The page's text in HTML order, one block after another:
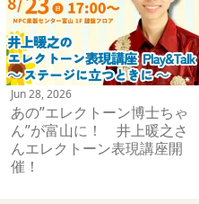
Jun 28, 2026
あの”エレクトーン博士ちゃ
ん”が富山に！ 井上暖之さ
んエレクトーン表現講座開
催！